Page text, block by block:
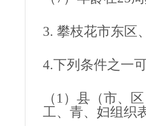
3. 攀枝花市东区
4.下列条件之一
（1）县（市、
工、青、妇组织